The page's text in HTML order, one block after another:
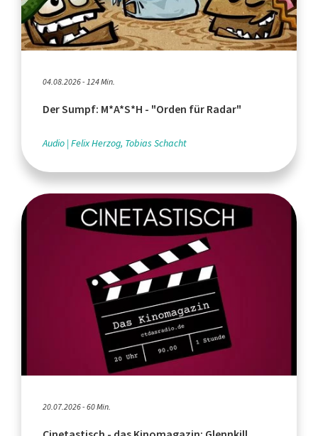
04.08.2026 - 124 Min.
Der Sumpf: M*A*S*H - "Orden für Radar"
Audio Felix Herzog, Tobias Schacht
20.07.2026 - 60 Min.